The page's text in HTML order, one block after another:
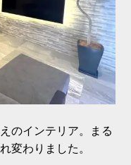
のインテリア。まる
変わりました。